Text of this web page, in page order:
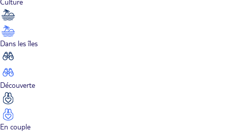
Culture
Dans les îles
Découverte
En couple